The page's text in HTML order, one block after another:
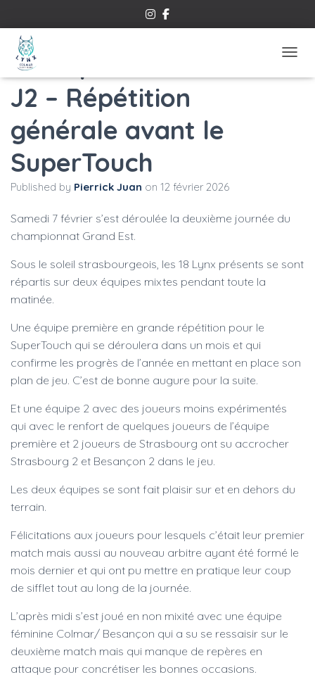
Championnat Grand Est
J2 – Répétition
générale avant le
SuperTouch
Published by Pierrick Juan on 12 février 2026
Samedi 7 février s’est déroulée la deuxième journée du
championnat Grand Est.
Sous le soleil strasbourgeois, les 18 Lynx présents se sont
répartis sur deux équipes mixtes pendant toute la
matinée.
Une équipe première en grande répétition pour le
SuperTouch qui se déroulera dans un mois et qui
confirme les progrès de l’année en mettant en place son
plan de jeu. C’est de bonne augure pour la suite.
Et une équipe 2 avec des joueurs moins expérimentés
qui avec le renfort de quelques joueurs de l’équipe
première et 2 joueurs de Strasbourg ont su accrocher
Strasbourg 2 et Besançon 2 dans le jeu.
Les deux équipes se sont fait plaisir sur et en dehors du
terrain.
Félicitations aux joueurs pour lesquels c’était leur premier
match mais aussi au nouveau arbitre ayant été formé le
mois dernier et qui ont pu mettre en pratique leur coup
de sifflet tout au long de la journée.
L’après midi s’est joué en non mixité avec une équipe
féminine Colmar/ Besançon qui a su se ressaisir sur le
deuxième match mais qui manque de repères en
attaque pour concrétiser les bonnes occasions.